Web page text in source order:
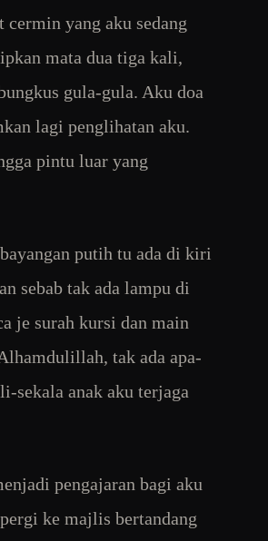
yang aku sedang
mata dua tiga kali,
gula-gula. Aku doa
lagi penglihatan aku.
pintu luar yang
putih tu ada di kiri
sebab tak ada lampu di
je surah kursi dan main
tak ada apa-
sekala anak aku terjaga
pengajaran bagi aku
ke majlis bertandang